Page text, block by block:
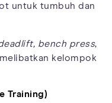
untuk tumbuh dan
bench press,
kelompok
Training)